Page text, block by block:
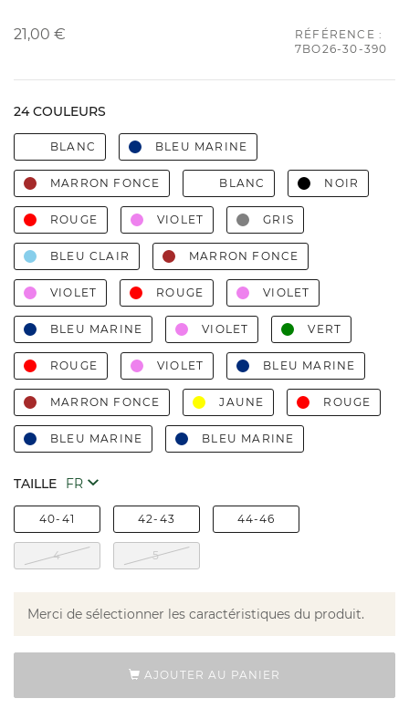
21,00 €
RÉFÉRENCE :
7BO26-30-390
24 COULEURS
BLANC BLEU MARINE
MARRON FONCE BLANC NOIR
ROUGE VIOLET GRIS
BLEU CLAIR MARRON FONCE
VIOLET ROUGE VIOLET
BLEU MARINE VIOLET VERT
ROUGE VIOLET BLEU MARINE
MARRON FONCE JAUNE ROUGE
BLEU MARINE BLEU MARINE
TAILLE
40-41 42-43 44-46
4 5
Merci de sélectionner les caractéristiques du produit.
AJOUTER AU PANIER